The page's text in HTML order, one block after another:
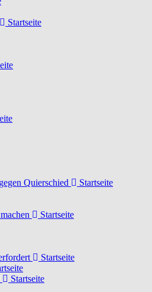
Startseite
Quierschied
Startseite
Startseite
Startseite
Startseite